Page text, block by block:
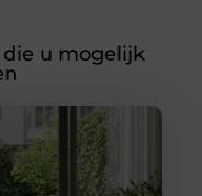
die u mogelijk